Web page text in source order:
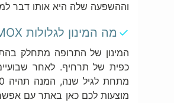
וההשפעה שלה היא אותו דבר
מה המינון לגלולות VERMOX ואיפה הן מוצעות למכירה ללא מרשם?
כפית של תרחיף. לאחר